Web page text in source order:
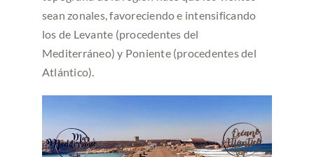
sean zonales, favoreciendo e intensificando
los de Levante (procedentes del
Mediterráneo) y Poniente (procedentes del
Atlántico).